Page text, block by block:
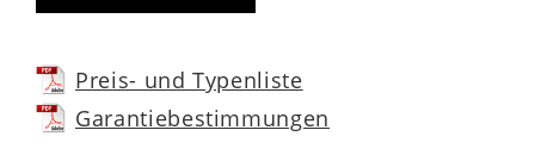
Preis- und Typenliste
Garantiebestimmungen